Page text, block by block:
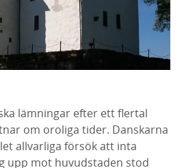
lämningar efter ett flertal
om oroliga tider. Danskarna
allvarliga försök att inta
upp mot huvudstaden stod